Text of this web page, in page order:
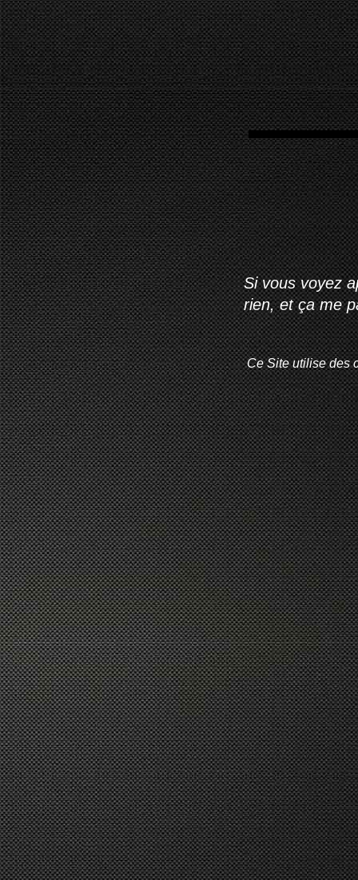
Si vous voyez
rien, et ça me
Ce Site utilise des